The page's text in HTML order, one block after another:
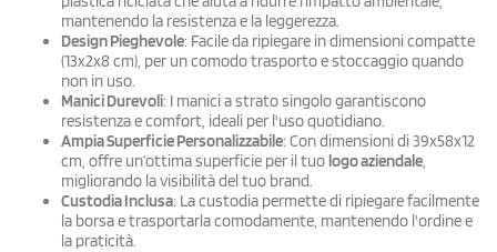
mantenendo la resistenza e la leggerezza.
Design Pieghevole: Facile da ripiegare in dimensioni compatte
(13x2x8 cm), per un comodo trasporto e stoccaggio quando
non in uso.
Manici Durevoli: I manici a strato singolo garantiscono
resistenza e comfort, ideali per l'uso quotidiano.
Ampia Superficie Personalizzabile: Con dimensioni di 39x58x12
cm, offre un’ottima superficie per il tuo logo aziendale,
migliorando la visibilità del tuo brand.
Custodia Inclusa: La custodia permette di ripiegare facilmente
la borsa e trasportarla comodamente, mantenendo l'ordine e
la praticità.